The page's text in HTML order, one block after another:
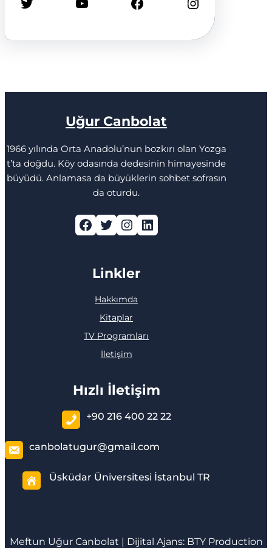
Uğur Canbolat
1966 yılında Orta Anadolu’nun bozkırı olan Yozga
t’ta doğdu. Köy odasında dedesinin himayesinde
büyüdü. Anlamasa da büyüklerin sohbet sofrasın
da oturdu.
Facebook Twitter Instagram LinkedIn
Linkler
Hakkımda
Kitaplar
TV Programları
İletişim
Hızlı İletişim
+90 216 400 22 22
canbolatugur@gmail.com
Üsküdar Üniversitesi İstanbul TR
Meftun Uğur Canbolat | Dijital Ajans: BTY Production